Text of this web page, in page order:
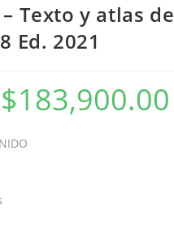
Texto y atlas de
Ed. 2021
$183,900.00